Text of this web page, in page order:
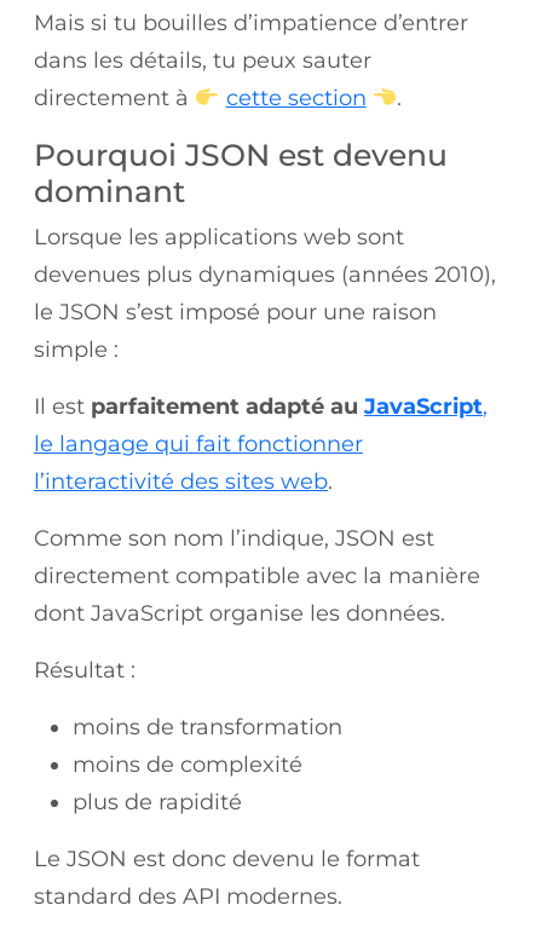
Mais si tu bouilles d’impatience d’entrer
dans les détails, tu peux sauter
directement à
cette section .
Pourquoi JSON est devenu
dominant
Lorsque les applications web sont
devenues plus dynamiques (années 2010),
le JSON s’est imposé pour une raison
simple :
Il est parfaitement adapté au JavaScript,
le langage qui fait fonctionner
l’interactivité des sites web.
Comme son nom l’indique, JSON est
directement compatible avec la manière
dont JavaScript organise les données.
Résultat :
moins de transformation
moins de complexité
plus de rapidité
Le JSON est donc devenu le format
standard des API modernes.